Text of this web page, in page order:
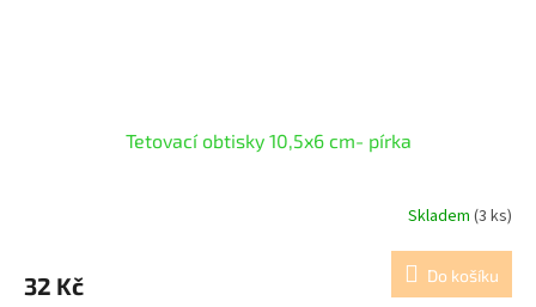
Tetovací obtisky 10,5x6 cm- pírka
Skladem (3 ks)
32 Kč Do košíku